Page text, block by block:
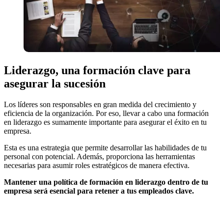
Liderazgo, una formación clave para
asegurar la sucesión
Los líderes son responsables en gran medida del crecimiento y
eficiencia de la organización. Por eso, llevar a cabo una formación
en liderazgo es sumamente importante para asegurar el éxito en tu
empresa.
Esta es una estrategia que permite desarrollar las habilidades de tu
personal con potencial. Además, proporciona las herramientas
necesarias para asumir roles estratégicos de manera efectiva.
Mantener una política de formación en liderazgo dentro de tu
empresa será esencial para retener a tus empleados clave.